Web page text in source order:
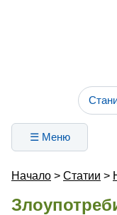
☰ Меню
Начало > Статии >